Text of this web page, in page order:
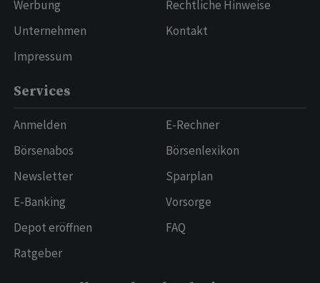
Werbung
Unternehmen
Impressum
Rechtliche Hinweise
Kontakt
Services
Anmelden
Börsenabos
Newsletter
E-Banking
Depot eröffnen
Ratgeber
E-Rechner
Börsenlexikon
Sparplan
Vorsorge
FAQ